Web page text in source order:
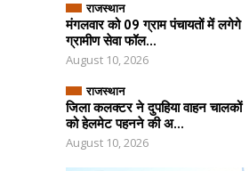
राजस्थान
मंगलवार को 09 ग्राम पंचायतों में लगेगे
ग्रामीण सेवा फॉल...
August 10, 2026
राजस्थान
जिला कलक्टर ने दुपहिया वाहन चालकों
को हेलमेट पहनने की अ...
August 10, 2026